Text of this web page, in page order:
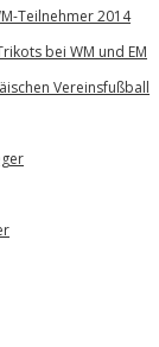
Teilnehmer 2014
bei WM und EM
Vereinsfußball